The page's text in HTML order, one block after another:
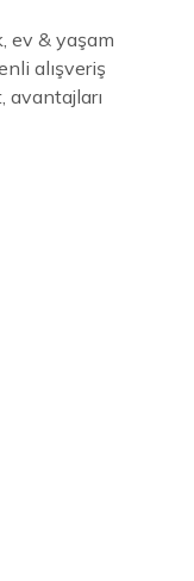
ev & yaşam
alışveriş
avantajları